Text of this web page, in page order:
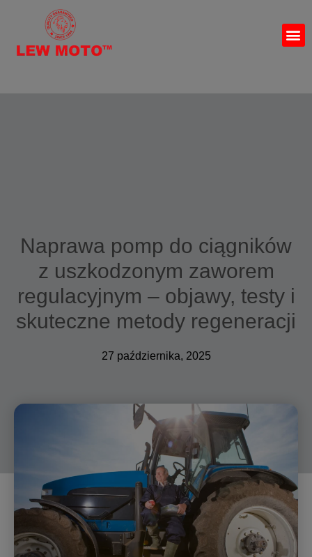
Naprawa pomp do ciągników
z uszkodzonym zaworem
regulacyjnym – objawy, testy i
skuteczne metody regeneracji
27 października, 2025